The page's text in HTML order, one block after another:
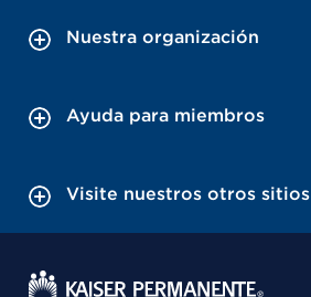
Nuestra organización
Ayuda para miembros
Visite nuestros otros sitios